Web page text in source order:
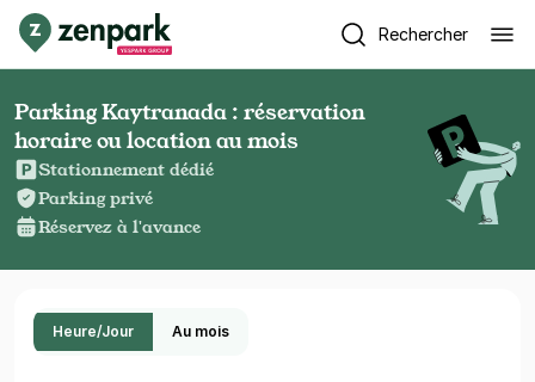
Rechercher
Parking Kaytranada : réservation
horaire ou location au mois
Stationnement dédié
Parking privé
Réservez à l'avance
Heure/Jour Au mois